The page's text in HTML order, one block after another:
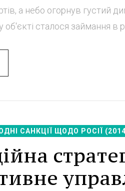
а небо огорнув густий
сталося займання в
САНКЦІЇ ЩОДО РОСІЇ